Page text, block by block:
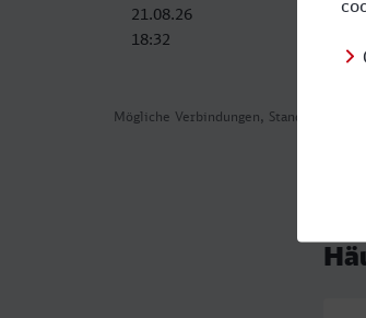
Mögliche Verbindungen, Stand: 2026-08-
21.08.26
18:32